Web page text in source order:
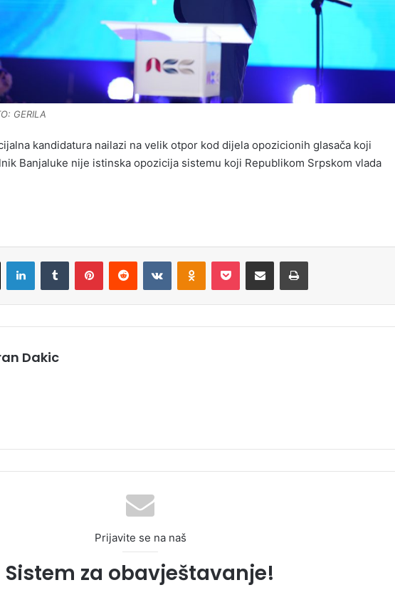
GERILA
kandidatura nailazi na velik otpor kod dijela opozicionih glasača koji
Banjaluke nije istinska opozicija sistemu koji Republikom Srpskom vlada
Dakic
Prijavite se na naš
Sistem za obavještavanje!